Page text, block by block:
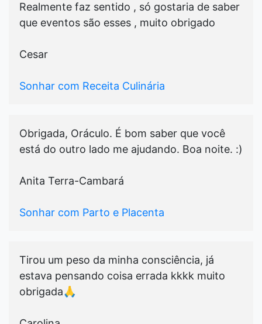
Realmente faz sentido , só gostaria de saber
que eventos são esses , muito obrigado
Cesar
Sonhar com Receita Culinária
Obrigada, Oráculo. É bom saber que você
está do outro lado me ajudando. Boa noite. :)
Anita Terra-Cambará
Sonhar com Parto e Placenta
Tirou um peso da minha consciência, já
estava pensando coisa errada kkkk muito
obrigada🙏